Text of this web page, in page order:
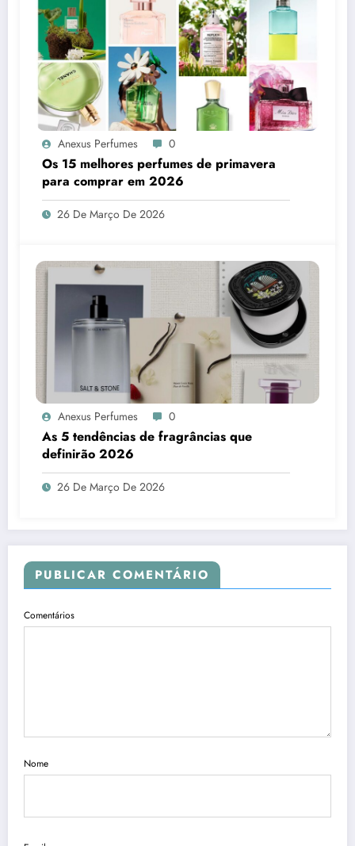
Anexus Perfumes 0
Os 15 melhores perfumes de primavera
para comprar em 2026
26 De Março De 2026
Anexus Perfumes 0
As 5 tendências de fragrâncias que
definirão 2026
26 De Março De 2026
PUBLICAR COMENTÁRIO
Comentários
Nome